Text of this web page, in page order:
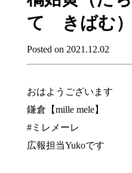
て きばむ）
Posted on 2021.12.02
おはようございます
鎌倉【mille mele】
#ミレメーレ
広報担当Yukoです